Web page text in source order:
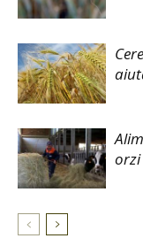
orzi